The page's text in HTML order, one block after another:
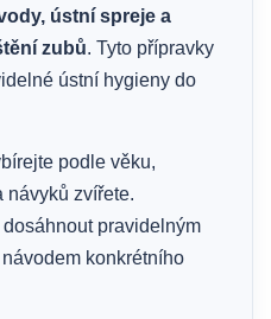
ústní spreje a
zubů. Tyto přípravky
ústní hygieny do
podle věku,
návyků zvířete.
pravidelným
konkrétního